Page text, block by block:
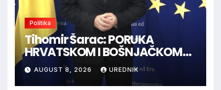
Politika
Tihomir Šarac: PORUKA
HRVATSKOM I BOŠNJAČKOM
NARODU U BiH
AUGUST 8, 2026 UREDNIK